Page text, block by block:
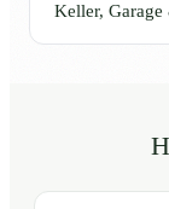
Keller,